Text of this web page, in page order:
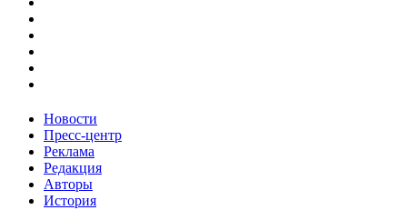
Новости
Пресс-центр
Реклама
Редакция
Авторы
История